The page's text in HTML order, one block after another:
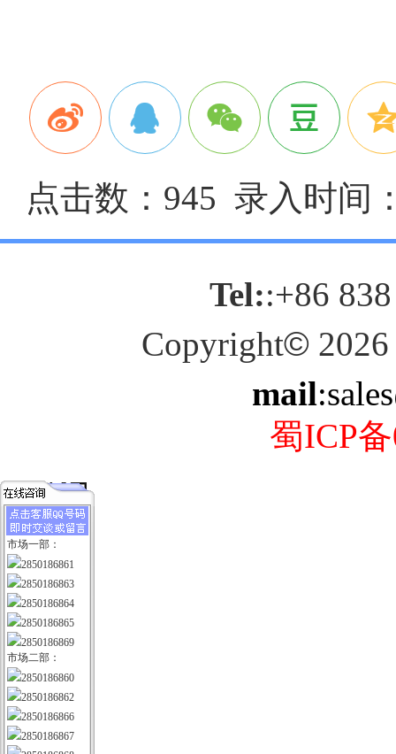
点击数：945 录入时间
Tel::+86
Copyright© 2026
mail
蜀ICP
市场一部：
2850186861
2850186863
2850186864
2850186865
2850186869
市场二部：
2850186860
2850186862
2850186866
2850186867